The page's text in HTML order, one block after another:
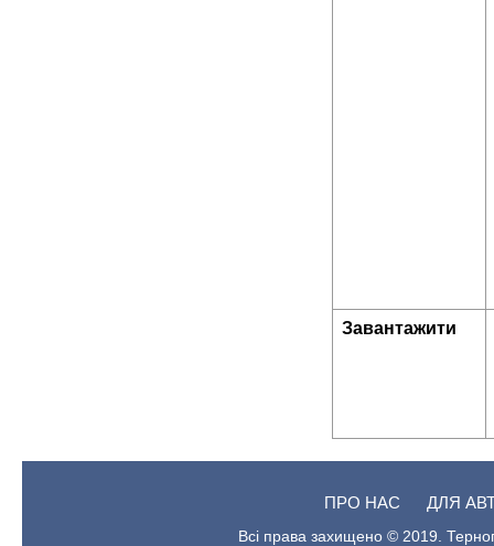
Завантажити
ПРО НАС ДЛЯ
Всі права захищено © 2019.